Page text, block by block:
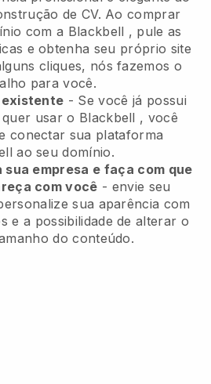
de CV. Ao comprar
com a Blackbell , pule as
e obtenha seu próprio site
cliques, nós fazemos o
para você.
existente - Se você já possui
usar o Blackbell , você
conectar sua plataforma
ao seu domínio.
sua empresa e faça com que
com você - envie seu
sua aparência com
e a possibilidade de alterar o
do conteúdo.